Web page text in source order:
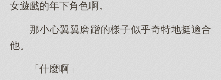
女遊戲的年下角色啊。
那小心翼翼磨蹭的樣子似乎奇特地挺適合
他。
「什麼啊」